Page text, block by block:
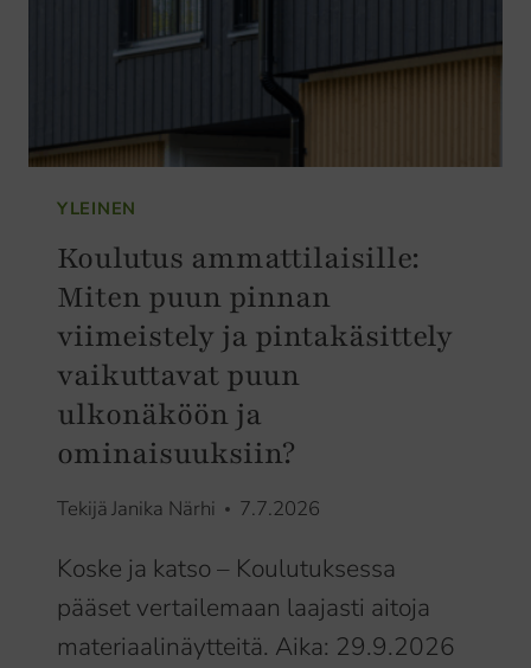
YLEINEN
Koulutus ammattilaisille:
Miten puun pinnan
viimeistely ja pintakäsittely
vaikuttavat puun
ulkonäköön ja
ominaisuuksiin?
TekijäJanika Närhi 7.7.2026
Koske ja katso – Koulutuksessa
pääset vertailemaan laajasti aitoja
materiaalinäytteitä. Aika: 29.9.2026